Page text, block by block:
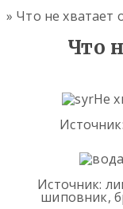
» Что не хватает
Что
Не
Источник:
шиповник,